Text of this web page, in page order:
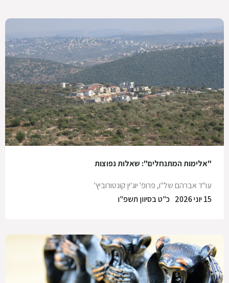
"אלימות המתנחלים": שאלות נפוצות
עו"ד אברהם של"ו, פרופ' יוג'ין קונטורוביץ'
כ"ט בסיוון תשפ"ו
15 יוני 2026